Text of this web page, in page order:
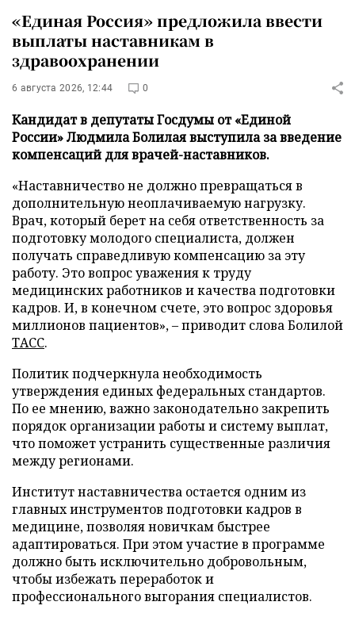
«Единая Россия» предложила ввести
выплаты наставникам в
здравоохранении
6 августа 2026, 12:44 0
Кандидат в депутаты Госдумы от «Единой
России» Людмила Болилая выступила за введение
компенсаций для врачей-наставников.
«Наставничество не должно превращаться в
дополнительную неоплачиваемую нагрузку.
Врач, который берет на себя ответственность за
подготовку молодого специалиста, должен
получать справедливую компенсацию за эту
работу. Это вопрос уважения к труду
медицинских работников и качества подготовки
кадров. И, в конечном счете, это вопрос здоровья
миллионов пациентов», – приводит слова Болилой
ТАСС.
Политик подчеркнула необходимость
утверждения единых федеральных стандартов.
По ее мнению, важно законодательно закрепить
порядок организации работы и систему выплат,
что поможет устранить существенные различия
между регионами.
Институт наставничества остается одним из
главных инструментов подготовки кадров в
медицине, позволяя новичкам быстрее
адаптироваться. При этом участие в программе
должно быть исключительно добровольным,
чтобы избежать переработок и
профессионального выгорания специалистов.